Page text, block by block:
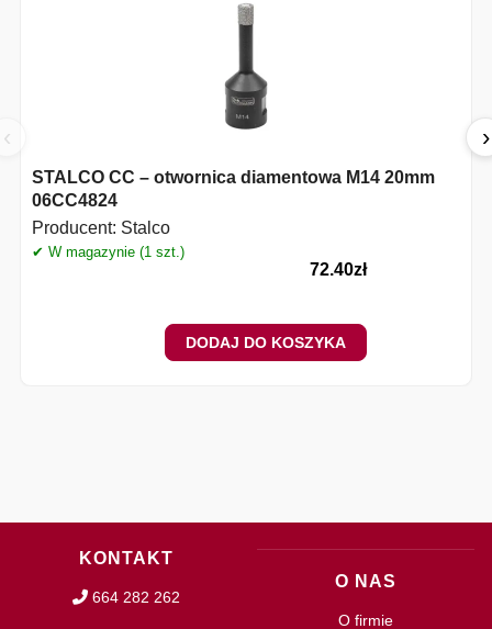
‹
STALCO CC – otwornica diamentowa M14 20mm
06CC4824
Producent: Stalco
✔ W magazynie (1 szt.)
72.40zł
DODAJ DO KOSZYKA
›
KONTAKT
664 282 262
O NAS
O firmie